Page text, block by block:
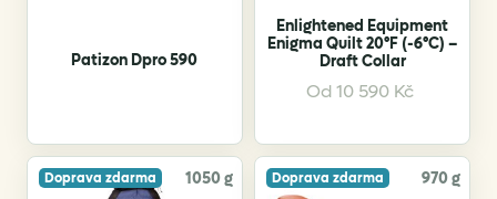
Patizon Dpro 590
Enlightened Equipment
Enigma Quilt 20°F (-6°C) –
Draft Collar
Od10 590 Kč
This
product
multiple
variants.
Doprava zdarma 1050 g Doprava zdarma 970 g